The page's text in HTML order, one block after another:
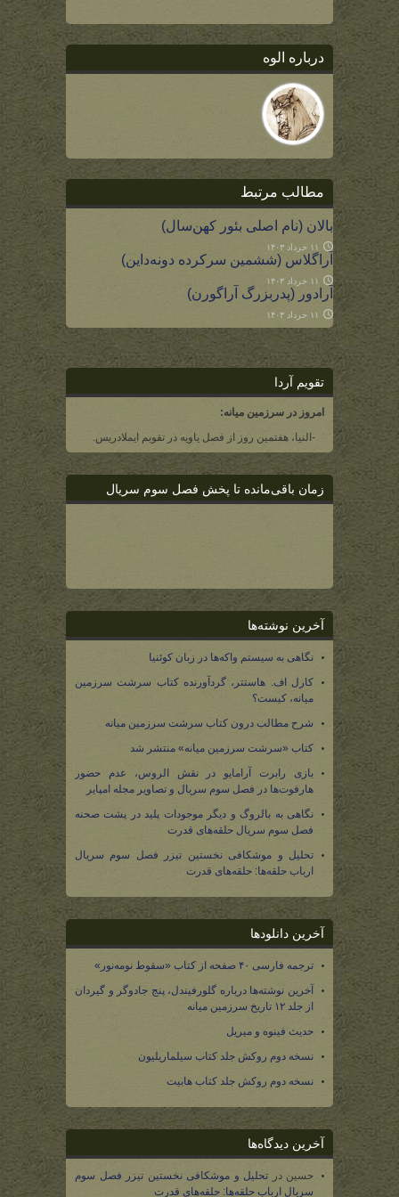
درباره الوه
مطالب مرتبط
بالان (نام اصلی بئور کهن‌سال)
۱۱ خرداد ۱۴۰۳
آراگلاس (ششمین سرکرده دونه‌داین)
۱۱ خرداد ۱۴۰۳
آرادور (پدربزرگ آراگورن)
۱۱ خرداد ۱۴۰۳
تقویم آردا
امروز در سرزمین میانه:
-النیا، هفتمین روز از فصل یاویه در تقویم ایملادریس.
زمان باقی‌مانده تا پخش فصل سوم سریال
آخرین نوشته‌ها
نگاهی به سیستم واکه‌ها در زبان کوئنیا
کارل اف. هاستتر، گردآورنده کتاب سرشت سرزمین
میانه، کیست؟
شرح مطالب درون کتاب سرشت سرزمین میانه
کتاب «سرشت سرزمین میانه» منتشر شد
بازی رابرت آرامایو در نقش الروس، عدم حضور
هارفوت‌ها در فصل سوم سریال و تصاویر مجله امپایر
نگاهی به بالروگ و دیگر موجودات پلید در پشت صحنه
فصل سوم سریال حلقه‌های قدرت
تحلیل و موشکافی نخستین تیزر فصل سوم سریال
ارباب حلقه‌ها: حلقه‌های قدرت
آخرین دانلودها
ترجمه فارسی ۴۰ صفحه از کتاب «سقوط نومه‌نور»
آخرین نوشته‌ها درباره گلورفیندل، پنج جادوگر و گیردان
از جلد ۱۲ تاریخ سرزمین میانه
حدیث فینوه و میریل
نسخه دوم روکش جلد کتاب سیلماریلیون
نسخه دوم روکش جلد کتاب هابیت
آخرین دیدگاه‌ها
حسین در تحلیل و موشکافی نخستین تیزر فصل سوم
سریال ارباب حلقه‌ها: حلقه‌های قدرت